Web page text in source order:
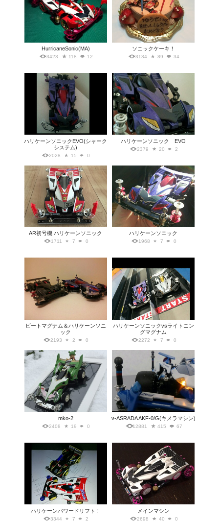
HurricaneSonic(MA)
3423 118 12
ソニックケーキ！
3134 89 34
ハリケーンソニックEVO(シャーク
システム)
2028 15 0
ハリケーンソニック EVO
2379 20 2
AR初号機 ハリケーンソニック
1711 7 0
ハリケーンソニック
1968 7 0
ビートマグナム＆ハリケーンソニ
ック
2193 2 0
ハリケーンソニックvsライトニン
グマグナム
2272 7 0
mko-2
2408 19 0
ν-ASRADA AKF-0/G(キメラマシン)
12881 415 67
ハリケーンパワードリフト！
3344 7 2
メインマシン
2698 40 0